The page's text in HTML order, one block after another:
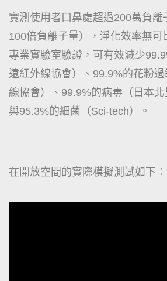
實測使用者口鼻處超過200萬負離
100倍負離子量），淨化效率無可
專業實驗室驗證，可有效減少
遠紅外線協會）、99.9%的花粉
線協會）、99.9%的病毒（日本北
與95.3%的細菌（Sci-tech）。
在開放空間的實際模擬測試如下：